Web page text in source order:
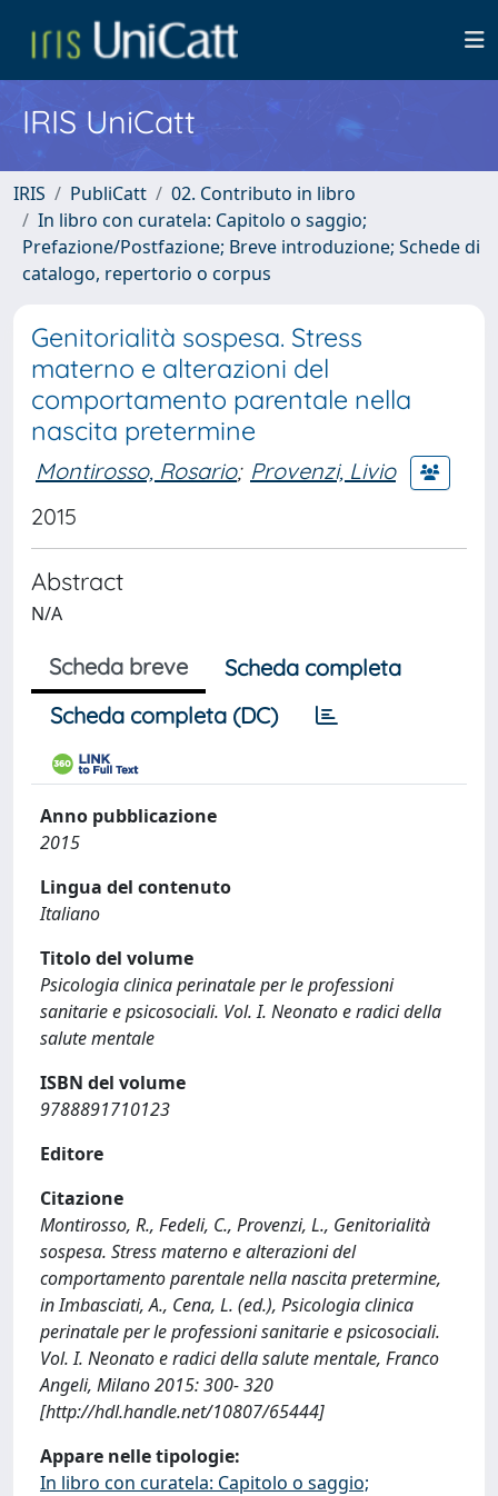
IRIS UniCatt
IRIS PubliCatt
02. Contributo in libro
In libro con curatela: Capitolo o saggio;
Prefazione/Postfazione; Breve introduzione; Schede di
catalogo, repertorio o corpus
Genitorialità sospesa. Stress
materno e alterazioni del
comportamento parentale nella
nascita pretermine
Montirosso, Rosario; Provenzi, Livio
2015
Abstract
N/A
Scheda breve
Scheda completa
Scheda completa (DC)
Anno pubblicazione
2015
Lingua del contenuto
Italiano
Titolo del volume
Psicologia clinica perinatale per le professioni
sanitarie e psicosociali. Vol. I. Neonato e radici della
salute mentale
ISBN del volume
9788891710123
Editore
Citazione
Montirosso, R., Fedeli, C., Provenzi, L., Genitorialità
sospesa. Stress materno e alterazioni del
comportamento parentale nella nascita pretermine,
in Imbasciati, A., Cena, L. (ed.), Psicologia clinica
perinatale per le professioni sanitarie e psicosociali.
Vol. I. Neonato e radici della salute mentale, Franco
Angeli, Milano 2015: 300- 320
[http://hdl.handle.net/10807/65444]
Appare nelle tipologie:
In libro con curatela: Capitolo o saggio;